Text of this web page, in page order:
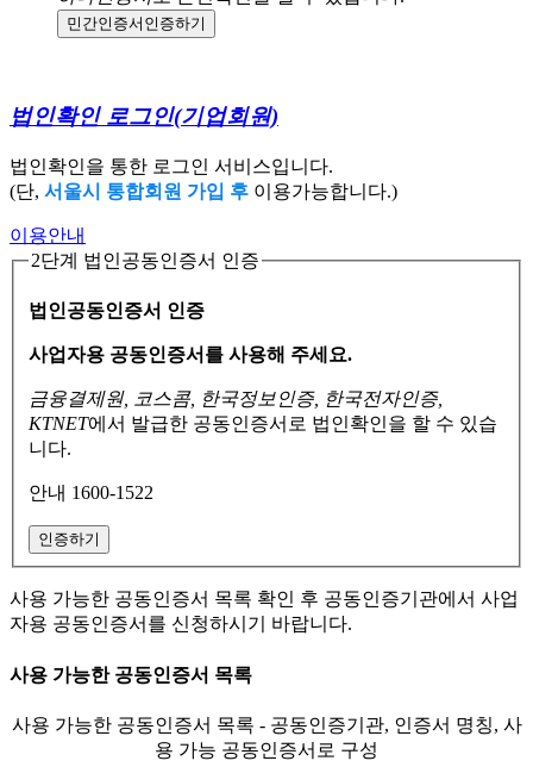
민간인증서 인증하기
법인확인 로그인(기업회원)
법인확인을 통한 로그인 서비스입니다.
(단, 서울시 통합회원 가입 후 이용가능합니다.)
이용안내
2단계 법인공동인증서 인증
법인공동인증서 인증
사업자용 공동인증서를 사용해 주세요.
금융결제원, 코스콤, 한국정보인증, 한국전자인증,
KTNET에서 발급한 공동인증서로 법인확인을 할 수 있습
니다.
안내 1600-1522
인증하기
사용 가능한 공동인증서 목록 확인 후 공동인증기관에서 사업
자용 공동인증서를 신청하시기 바랍니다.
사용 가능한 공동인증서 목록
사용 가능한 공동인증서 목록 - 공동인증기관, 인증서 명칭, 사
용 가능 공동인증서로 구성